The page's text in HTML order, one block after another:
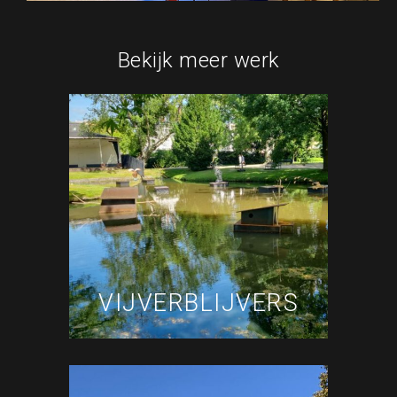
Bekijk meer werk
VIJVERBLIJVERS